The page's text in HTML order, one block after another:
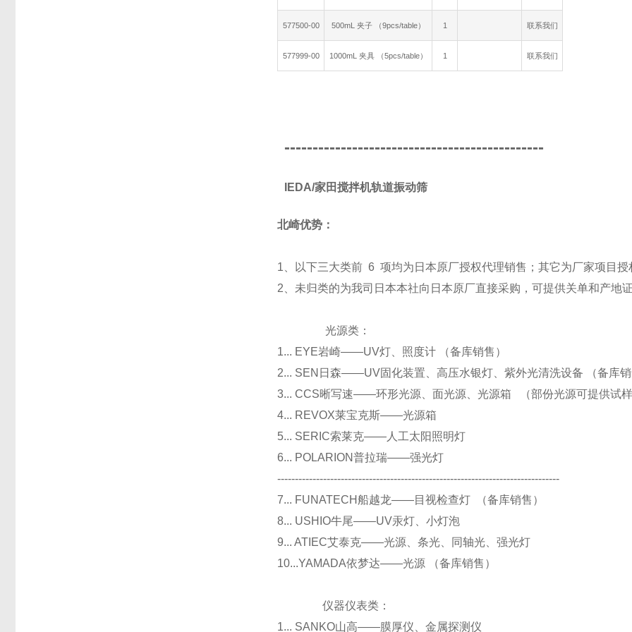
577500-00 500mL 夹子 （9pcs/table） 1 联系我们
577999-00 1000mL 夹具 （5pcs/table） 1 联系我们
----------------------------------------------
IEDA/家田搅拌机轨道振动筛
北崎优势：
1、以下三大类前 6 项均为日本原厂授权代理销售；其它为厂家项目授
2、未归类的为我司日本本社向日本原厂直接采购，可提供关单和产地证
光源类：
1... EYE岩崎——UV灯、照度计 （备库销售）
2... SEN日森——UV固化装置、高压水银灯、紫外光清洗设备 （备库销
3... CCS晰写速——环形光源、面光源、光源箱 （部份光源可提供试样
4... REVOX莱宝克斯——光源箱
5... SERIC索莱克——人工太阳照明灯
6... POLARION普拉瑞——强光灯
--------------------------------------------------------------------------------
7... FUNATECH船越龙——目视检查灯 （备库销售）
8... USHIO牛尾——UV汞灯、小灯泡
9... ATIEC艾泰克——光源、条光、同轴光、强光灯
10...YAMADA依梦达——光源 （备库销售）
仪器仪表类：
1... SANKO山高——膜厚仪、金属探测仪